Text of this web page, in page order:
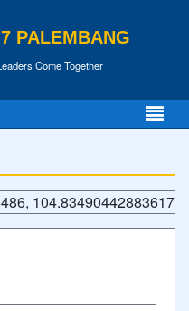
PALEMBANG
Come Together
104.83490442883617